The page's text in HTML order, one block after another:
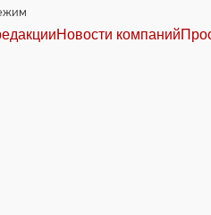
Новости компаний